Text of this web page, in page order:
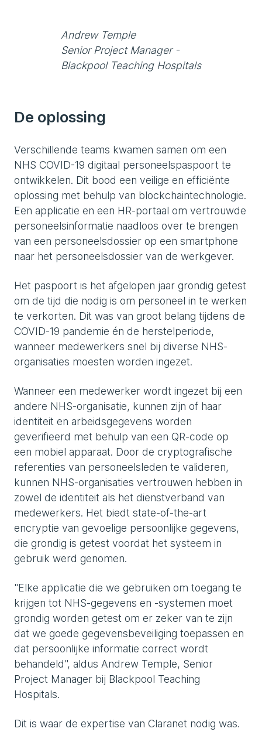
Andrew Temple
Senior Project Manager -
Blackpool Teaching Hospitals
De oplossing
Verschillende teams kwamen samen om een
NHS COVID-19 digitaal personeelspaspoort te
ontwikkelen. Dit bood een veilige en efficiënte
oplossing met behulp van blockchaintechnologie.
Een applicatie en een HR-portaal om vertrouwde
personeelsinformatie naadloos over te brengen
van een personeelsdossier op een smartphone
naar het personeelsdossier van de werkgever.
Het paspoort is het afgelopen jaar grondig getest
om de tijd die nodig is om personeel in te werken
te verkorten. Dit was van groot belang tijdens de
COVID-19 pandemie én de herstelperiode,
wanneer medewerkers snel bij diverse NHS-
organisaties moesten worden ingezet.
Wanneer een medewerker wordt ingezet bij een
andere NHS-organisatie, kunnen zijn of haar
identiteit en arbeidsgegevens worden
geverifieerd met behulp van een QR-code op
een mobiel apparaat. Door de cryptografische
referenties van personeelsleden te valideren,
kunnen NHS-organisaties vertrouwen hebben in
zowel de identiteit als het dienstverband van
medewerkers. Het biedt state-of-the-art
encryptie van gevoelige persoonlijke gegevens,
die grondig is getest voordat het systeem in
gebruik werd genomen.
"Elke applicatie die we gebruiken om toegang te
krijgen tot NHS-gegevens en -systemen moet
grondig worden getest om er zeker van te zijn
dat we goede gegevensbeveiliging toepassen en
dat persoonlijke informatie correct wordt
behandeld", aldus Andrew Temple, Senior
Project Manager bij Blackpool Teaching
Hospitals.
Dit is waar de expertise van Claranet nodig was.